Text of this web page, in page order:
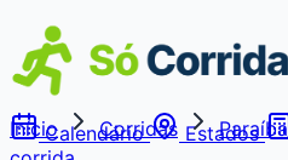
Calendário Estados
Início Corridas Paraíba